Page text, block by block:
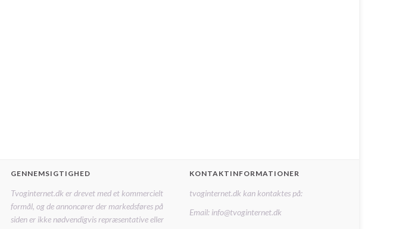
GENNEMSIGTIGHED
Tvoginternet.dk er drevet med et kommercielt
formål, og de annoncører der markedsføres på
siden er ikke nødvendigvis repræsentative eller
KONTAKTINFORMATIONER
tvoginternet.dk kan kontaktes på:
Email: info@tvoginternet.dk